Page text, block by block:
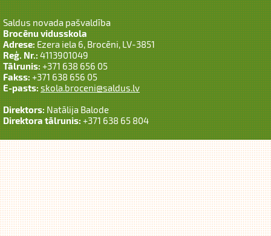
Saldus novada pašvaldība
Brocēnu vidusskola
Adrese:Ezera iela 6, Brocēni, LV-3851
Reģ. Nr.:4113901049
Tālrunis:+371 638 656 05
Fakss:+371 638 656 05
E-pasts:skola.broceni@saldus.lv
Direktors:Natālija Balode
Direktora tālrunis:+371 638 65 804